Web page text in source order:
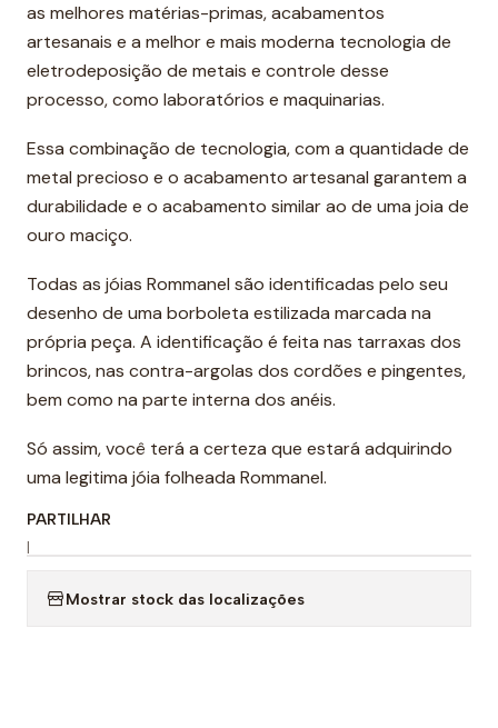
as melhores matérias-primas, acabamentos
artesanais e a melhor e mais moderna tecnologia de
eletrodeposição de metais e controle desse
processo, como laboratórios e maquinarias.
Essa combinação de tecnologia, com a quantidade de
metal precioso e o acabamento artesanal garantem a
durabilidade e o acabamento similar ao de uma joia de
ouro maciço.
Todas as jóias Rommanel são identificadas pelo seu
desenho de uma borboleta estilizada marcada na
própria peça. A identificação é feita nas tarraxas dos
brincos, nas contra-argolas dos cordões e pingentes,
bem como na parte interna dos anéis.
Só assim, você terá a certeza que estará adquirindo
uma legitima jóia folheada Rommanel.
PARTILHAR
|
Mostrar stock das localizações